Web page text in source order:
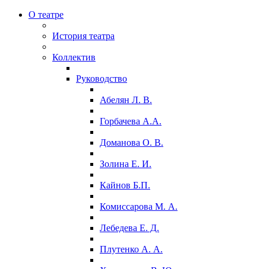
О театре
История театра
Коллектив
Руководство
Абелян Л. В.
Горбачева А.А.
Доманова О. В.
Золина Е. И.
Кайнов Б.П.
Комиссарова М. А.
Лебедева Е. Д.
Плутенко А. А.